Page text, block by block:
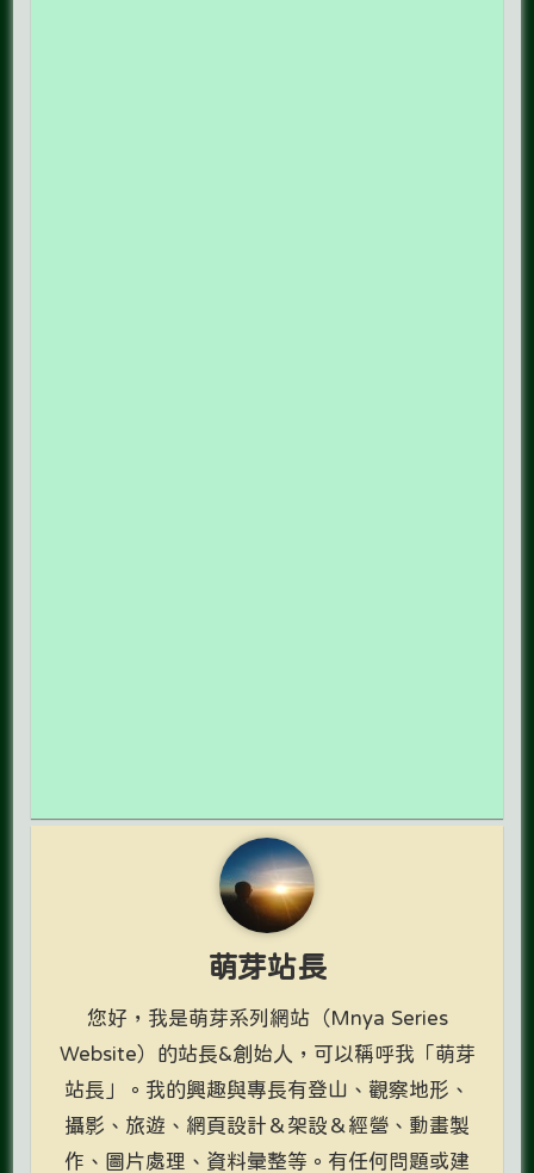
萌芽站長
您好，我是萌芽系列網站（Mnya Series
Website）的站長&創始人，可以稱呼我「萌芽
站長」。我的興趣與專長有登山、觀察地形、
攝影、旅遊、網頁設計＆架設＆經營、動畫製
作、圖片處理、資料彙整等。有任何問題或建